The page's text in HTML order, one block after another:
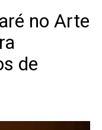
no Arte
de